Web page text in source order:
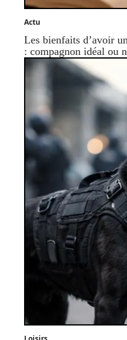
Actu
Les bienfaits d’avoir
: compagnon idéal ou